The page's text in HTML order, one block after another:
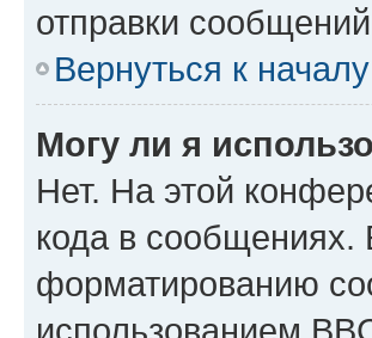
отправки
Вернуться к началу
Могу ли я
Нет. На этой
кода в сообщениях.
форматированию
использованием